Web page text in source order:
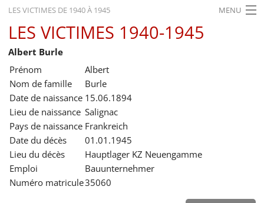
LES VICTIMES DE 1940 À 1945 MENU
ACCUEIL
ACTUALITÉS
EXPOSITIONS
HISTORIQUE
FORMATION
RECHERCHE
SERVICE
LES VICTIMES 1940-1945
Albert Burle
Prénom
Albert
Nom de famille
Burle
Date de naissance 15.06.1894
Lieu de naissance Salignac
Pays de naissance Frankreich
Date du décès
01.01.1945
Lieu du décès
Hauptlager KZ Neuengamme
Emploi
Bauunternehmer
Numéro matricule35060